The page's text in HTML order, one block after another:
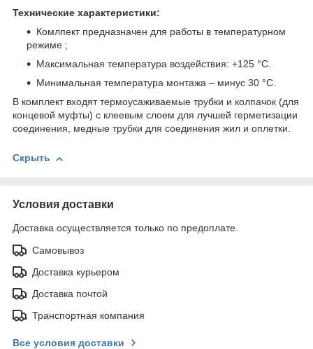
Технические характеристики:
Комлпект предназначен для работы в температурном
режиме ;
Максимальная температура воздействия: +125 °С.
Минимальная температура монтажа – минус 30 °С.
В комплект входят термоусаживаемые трубки и колпачок (для
концевой муфты) с клеевым слоем для лучшей герметизации
соединения, медные трубки для соединения жил и оплетки.
Скрыть
Условия доставки
Доставка осуществляется только по предоплате.
Самовывоз
Доставка курьером
Доставка почтой
Транспортная компания
Все условия доставки